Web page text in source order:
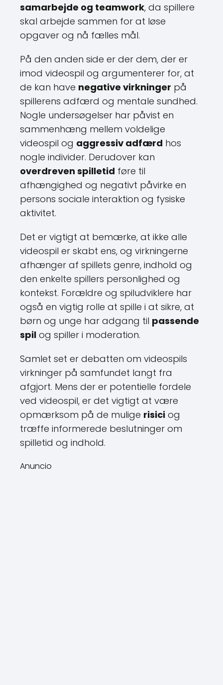
samarbejde og teamwork, da spillere
skal arbejde sammen for at løse
opgaver og nå fælles mål.
På den anden side er der dem, der er
imod videospil og argumenterer for, at
de kan have negative virkninger på
spillerens adfærd og mentale sundhed.
Nogle undersøgelser har påvist en
sammenhæng mellem voldelige
videospil og aggressiv adfærd hos
nogle individer. Derudover kan
overdreven spilletid føre til
afhængighed og negativt påvirke en
persons sociale interaktion og fysiske
aktivitet.
Det er vigtigt at bemærke, at ikke alle
videospil er skabt ens, og virkningerne
afhænger af spillets genre, indhold og
den enkelte spillers personlighed og
kontekst. Forældre og spiludviklere har
også en vigtig rolle at spille i at sikre, at
børn og unge har adgang til passende
spil og spiller i moderation.
Samlet set er debatten om videospils
virkninger på samfundet langt fra
afgjort. Mens der er potentielle fordele
ved videospil, er det vigtigt at være
opmærksom på de mulige risici og
træffe informerede beslutninger om
spilletid og indhold.
Anuncio